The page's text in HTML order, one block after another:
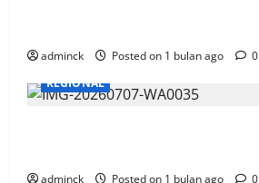
adminck Posted on 1 bulan ago
0
REGIONAL
adminck Posted on 1 bulan ago 0